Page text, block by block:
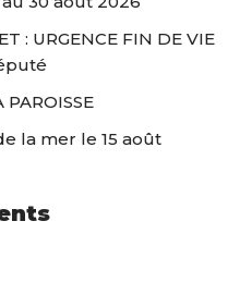
: URGENCE FIN DE VIE
PAROISSE
la mer le 15 août